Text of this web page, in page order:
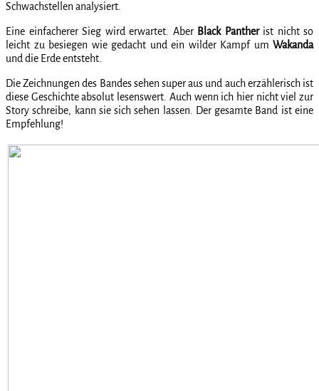
Schwachstellen analysiert.
Eine einfacherer Sieg wird erwartet. Aber Black Pantherist nicht so
leicht zu besiegen wie gedacht und ein wilder Kampf um Wakanda
und die Erde entsteht.
Die Zeichnungen des Bandes sehen super aus und auch erzählerisch ist
diese Geschichte absolut lesenswert. Auch wenn ich hier nicht viel zur
Story schreibe, kann sie sich sehen lassen. Der gesamte Band ist eine
Empfehlung!